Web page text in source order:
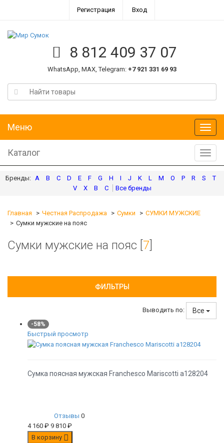
Регистрация Вход
8 812 409 37 07
WhatsApp, MAX, Telegram: +7 921 331 69 93
Меню
Меню
Каталог
A B C D E F G H I J K L M O P R S
T
V
X В С
Главная Честная Распродажа Сумки
СУМКИ МУЖСКИЕ
Сумки мужские на пояс
Сумки мужские на пояс [ 7
ФИЛЬТРЫ
Выводить по: Все
-58%
Быстрый просмотр
Сумка поясная мужская Franchesco Mariscotti а128204
Отзывы 0
4 160 ₽ 9 810 ₽
В корзину